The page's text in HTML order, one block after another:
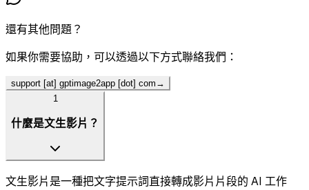
還有其他問題？
如果你需要協助，可以透過以下方式聯絡我們：
support [at] gptimage2app [dot] com →
1
什麼是文生影片？
文生影片是一種把文字提示詞直接轉成影片片段的 AI 工作